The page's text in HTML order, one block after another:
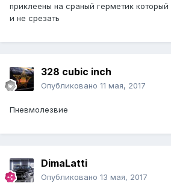
приклеены на сраный герметик
и не срезать
328 cubic inch
Опубликовано 11 мая, 2017
Пневмолезвие
DimaLatti
Опубликовано 13 мая, 2017